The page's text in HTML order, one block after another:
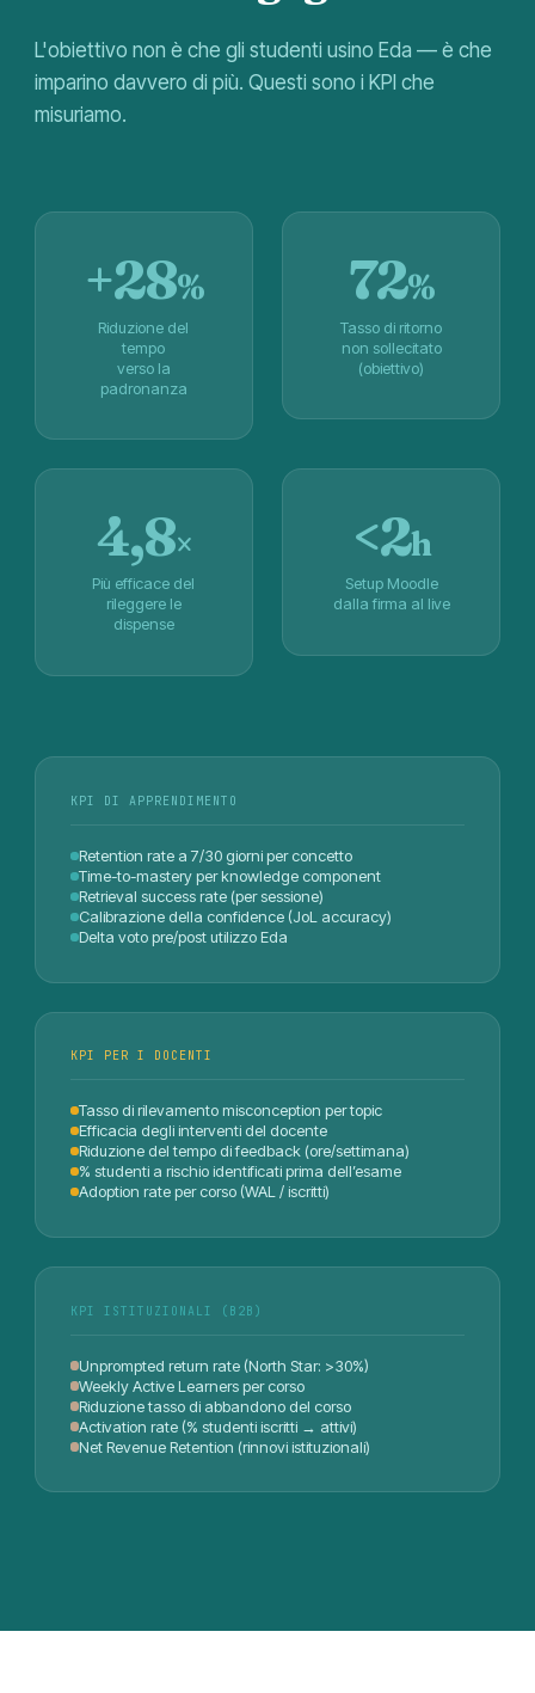
L'obiettivo non è che gli studenti usino Eda — è che
imparino davvero di più. Questi sono i KPI che
misuriamo.
+28%
Riduzione del
tempo
verso la
padronanza
72%
Tasso di ritorno
non sollecitato
(obiettivo)
4,8×
Più efficace del
rileggere le
dispense
<2h
Setup Moodle
dalla firma al live
KPI DI APPRENDIMENTO
Retention rate a 7/30 giorni per concetto
Time-to-mastery per knowledge component
Retrieval success rate (per sessione)
Calibrazione della confidence (JoL accuracy)
Delta voto pre/post utilizzo Eda
KPI PER I DOCENTI
Tasso di rilevamento misconception per topic
Efficacia degli interventi del docente
Riduzione del tempo di feedback (ore/settimana)
% studenti a rischio identificati prima dell’esame
Adoption rate per corso (WAL / iscritti)
KPI ISTITUZIONALI (B2B)
Unprompted return rate (North Star: >30%)
Weekly Active Learners per corso
Riduzione tasso di abbandono del corso
Activation rate (% studenti iscritti → attivi)
Net Revenue Retention (rinnovi istituzionali)